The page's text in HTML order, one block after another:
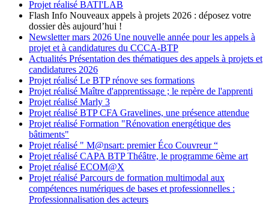
Projet réalisé BATI'LAB
Flash Info Nouveaux appels à projets 2026 : déposez votre
dossier dès aujourd’hui !
Newsletter mars 2026 Une nouvelle année pour les appels à
projet et à candidatures du CCCA-BTP
Actualités Présentation des thématiques des appels à projets et
candidatures 2026
Projet réalisé Le BTP rénove ses formations
Projet réalisé Maître d'apprentissage ; le repère de l'apprenti
Projet réalisé Marly 3
Projet réalisé BTP CFA Gravelines, une présence attendue
Projet réalisé Formation "Rénovation energétique des
bâtiments"
Projet réalisé " M@nsart: premier Éco Couvreur “
Projet réalisé CAPA BTP Théâtre, le programme 6ème art
Projet réalisé ECOM@X
Projet réalisé Parcours de formation multimodal aux
compétences numériques de bases et professionnelles :
Professionnalisation des acteurs